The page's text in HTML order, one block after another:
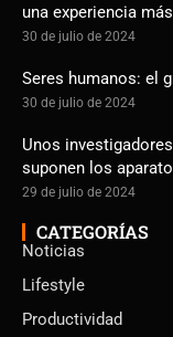
una experiencia
30 de julio de 2024
Seres humanos: el
30 de julio de 2024
Unos
suponen los
29 de julio de 2024
CATEGORÍAS
Noticias
Lifestyle
Productividad